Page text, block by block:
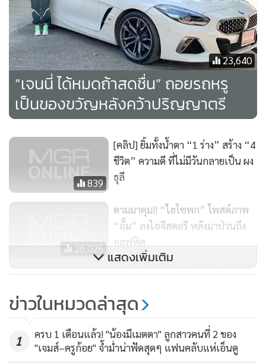
View this post on Instagram
รถใหม่พี่เบส @bestkamsing ใครเห่อที่สุดในบ้านให้ทาย?
A post shared by Bass Best Boat Kamsing
23,640
“เจนนี่ ได้หมดถ้าสดชื่น” ถอยรถหรู
เป็นของขวัญหลังคว้าปริญญาตรี
839
[คลิป] ยิ้มทั้งน้ำตา “1 ร่าง” สร้าง “4
ชีวิต” ความดี ที่ไม่มีวันกลายเป็น ผง
ธุลี
26,026
ตามมาคุม!! “ไฮโซพก” โพสต์ภาพ
“อั้ม” ลงไอจีสตอรี หลังมาป่วนถึง
ออฟฟิศ
14,209
“พั้นช์ วรกาญจน์” อวดรูปสุดหวาน
แสดงเพิ่มเติม
ข่าวในหมวดล่าสุด
1
ครบ 1 เดือนแล้ว! "น้องมีเมตตา" ลูกสาวคนที่ 2 ของ
"เจมส์–ครูก้อย" จ้ำม่ำน่าฟัดสุดๆ แฟนคลับแห่เอ็นดู